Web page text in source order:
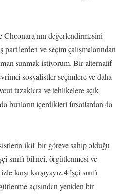
değerlendirmesini
ve seçim çalışmalarından
sunmak istiyorum. Bir alternatif
sosyalistler seçimlere ve daha
tuzaklara ve tehlikelere açık
bunların içerdikleri fırsatlardan da
ikili bir göreve sahip olduğu
sınıfı bilinci, örgütlenmesi ve
karşı karşıyayız.4 İşçi sınıfı
açısından yeniden bir